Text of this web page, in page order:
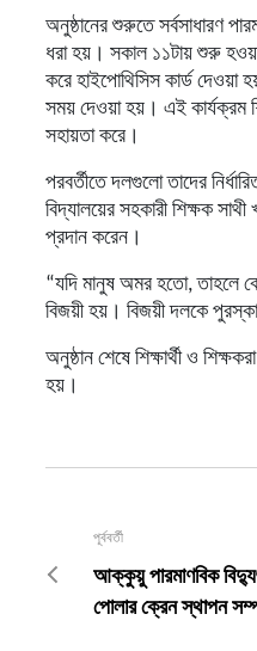
অনুষ্ঠানের শুরুতে সর্বসাধারণ
ধরা হয়। সকাল ১১টায় শুরু
করে হাইপোথিসিস কার্ড দেওয়া
সময় দেওয়া হয়। এই কার্যক্রম
সহায়তা করে।
পরবর্তীতে দলগুলো তাদের
বিদ্যালয়ের সহকারী শিক্ষক
প্রদান করেন।
“যদি মানুষ অমর হতো, তাহলে
বিজয়ী হয়। বিজয়ী দলকে
অনুষ্ঠান শেষে শিক্ষার্থী ও
হয়।
পূর্ববর্তী
আক্কুয়ু পারমাণবিক
পোলার ক্রেন স্থাপন